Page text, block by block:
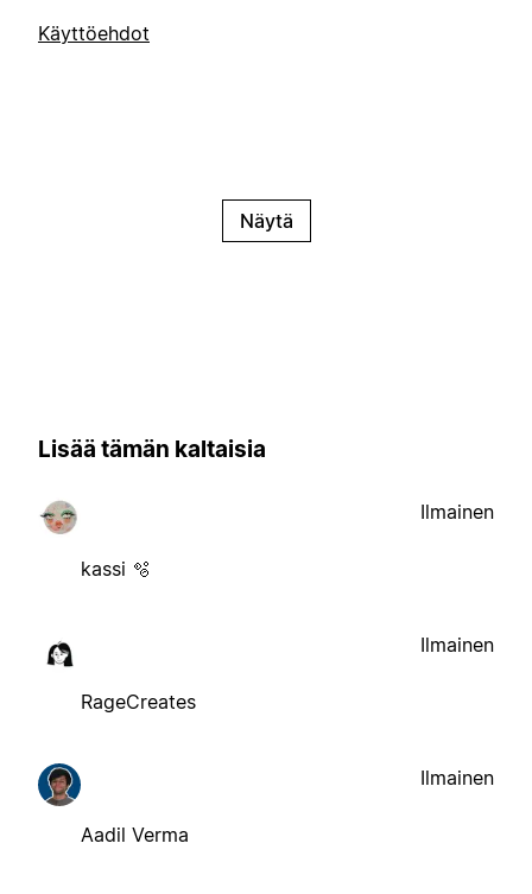
Käyttöehdot
Näytä
Lisää tämän kaltaisia
kassi 🫧
Ilmainen
RageCreates
Ilmainen
Aadil Verma
Ilmainen